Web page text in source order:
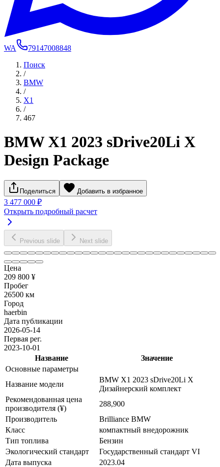
WA
79147008848
Поиск
/
BMW
/
X1
/
467
BMW X1 2023 sDrive20Li X
Design Package
Поделиться Добавить в избранное
3 477 000 ₽
Открыть подробный расчет
Previous slide Next slide
Цена
209 800 ¥
Пробег
26500 км
Город
haerbin
Дата публикации
2026-05-14
Первая рег.
2023-10-01
Название
Значение
Основные параметры
Название модели
BMW X1 2023 sDrive20Li X
Дизайнерский комплект
Рекомендованная цена
производителя (¥)
288,900
Производитель
Brilliance BMW
Класс
компактный внедорожник
Тип топлива
Бензин
Экологический стандарт
Государственный стандарт VI
Дата выпуска
2023.04